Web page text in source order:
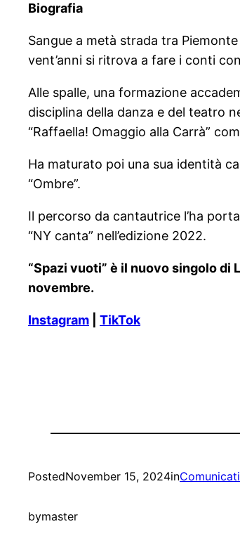
Biografia
Sangue a metà strada tra
vent’anni si ritrova a fare i conti
Alle spalle, una formazione
disciplina della danza e del teatro
“Raffaella! Omaggio alla Carrà”
Ha maturato poi una sua identità
“Ombre”.
Il percorso da cantautrice l’ha
“NY canta” nell’edizione 2022.
“Spazi vuoti” è il nuovo singolo
novembre.
Instagram TikTok
PostedNovember 15, 2024in
bymaster